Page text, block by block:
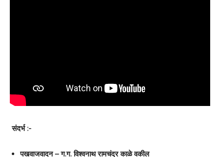
संदर्भ :-
पखवाजवादन – ग.ग. विश्वनाथ रामचंद्र काळे वकील